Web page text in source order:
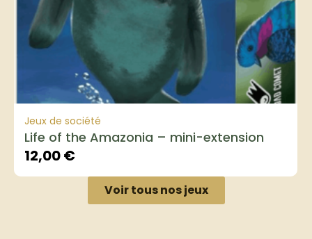
Jeux de société
Life of the Amazonia – mini-extension
12,00€
Voir tous nos jeux